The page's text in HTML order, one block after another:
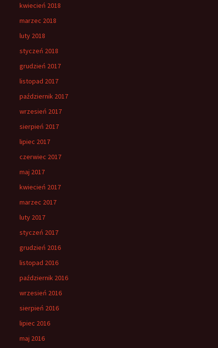
kwiecień 2018
marzec 2018
luty 2018
styczeń 2018
grudzień 2017
listopad 2017
październik 2017
wrzesień 2017
sierpień 2017
lipiec 2017
czerwiec 2017
maj 2017
kwiecień 2017
marzec 2017
luty 2017
styczeń 2017
grudzień 2016
listopad 2016
październik 2016
wrzesień 2016
sierpień 2016
lipiec 2016
maj 2016